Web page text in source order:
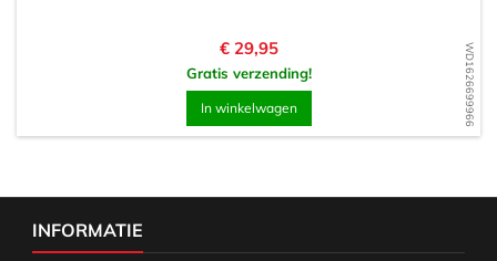
WD1626699966
Prijs
€ 29,95
Gratis verzending!
In winkelwagen
INFORMATIE